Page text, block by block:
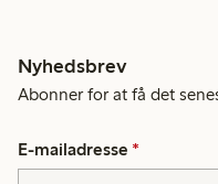
Nyhedsbrev
Abonner for at få det
E-mailadresse *